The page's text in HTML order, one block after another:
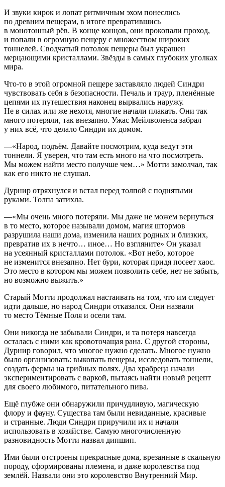
И звуки кирок и лопат ритмичным эхом понеслись
по древним пещерам, в итоге превратившись
в монотонный рёв. В конце концов, они прокопали проход,
и попали в огромную пещеру с множеством широких
тоннелей. Сводчатый потолок пещеры был украшен
мерцающими кристаллами. Звёзды в самых глубоких уголках
мира.
Что-то в этой огромной пещере заставляло людей Синдри
чувствовать себя в безопасности. Печаль и траур, пленённые
цепями их путешествия наконец вырвались наружу.
Не в силах или же нехотя, многие начали плакать. Они так
много потеряли, так внезапно. Ужас Мейлволенса забрал
у них всё, что делало Синдри их домом.
—«Народ, подъём. Давайте посмотрим, куда ведут эти
тоннели. Я уверен, что там есть много на что посмотреть.
Мы можем найти место получше чем…» Мотти замолчал, так
как его никто не слушал.
Дурнир отряхнулся и встал перед толпой с поднятыми
руками. Толпа затихла.
—«Мы очень много потеряли. Мы даже не можем вернуться
в то место, которое называли домом, магия штормов
разрушила наши дома, изменила наших родных и близких,
превратив их в нечто… иное… Но взгляните» Он указал
на усеянный кристаллами потолок. «Вот небо, которое
не изменится внезапно. Нет бури, которая придя посеет хаос.
Это место в котором мы можем позволить себе, нет не забыть,
но возможно выжить.»
Старый Мотти продолжал настаивать на том, что им следует
идти дальше, но народ Синдри отказался. Они назвали
то место Тёмные Поля и осели там.
Они никогда не забывали Синдри, и та потеря навсегда
осталась с ними как кровоточащая рана. С другой стороны,
Дурнир говорил, что многое нужно сделать. Многое нужно
было организовать: выкопать пещеры, исследовать тоннели,
создать фермы на грибных полях. Два храбреца начали
экспериментировать с варкой, пытаясь найти новый рецепт
для своего любимого, питательного пива.
Ещё глубже они обнаружили причудливую, магическую
флору и фауну. Существа там были невиданные, красивые
и странные. Люди Синдри приручили их и начали
использовать в хозяйстве. Самую многочисленную
разновидность Мотти назвал дипшип.
Ими были отстроены прекрасные дома, врезанные в скальную
породу, сформированы племена, и даже королевства под
землёй. Назвали они это королевство Внутренний Мир.